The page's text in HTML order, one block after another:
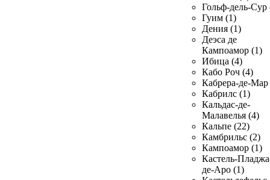
Гольф-дель-Сур
Гуим (1)
Дения (1)
Деэса де
Кампоамор (1)
Ибица (4)
Кабо Роч (4)
Кабрера-де-Мар
Кабрилс (1)
Кальдас-де-
Малавелья (4)
Кальпе (22)
Камбрильс (2)
Кампоамор (1)
Кастель-
де-Аро (1)